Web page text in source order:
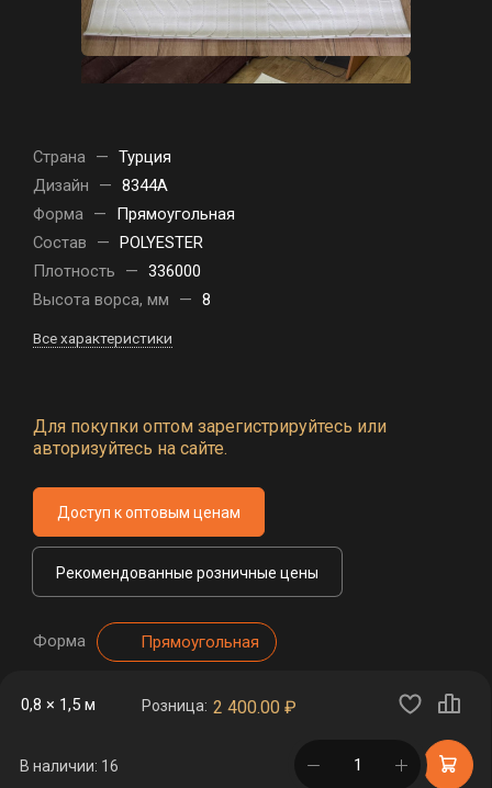
Страна — Турция
Дизайн
— 8344A
Форма —
Прямоугольная
Состав
— POLYESTER
Плотность
— 336000
Высота ворса, мм
— 8
Все характеристики
Для покупки оптом зарегистрируйтесь или
авторизуйтесь на сайте.
Доступ к оптовым ценам
Рекомендованные розничные цены
Форма Прямоугольная
0,8 × 1,5 м Розница: 2 400.00 ₽
В наличии: 16 в корзине